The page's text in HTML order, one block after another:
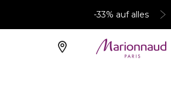
-33% auf alles